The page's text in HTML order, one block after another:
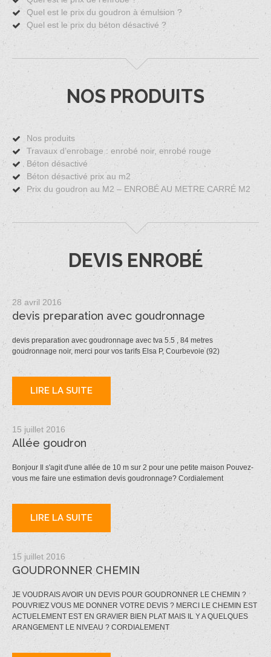
Quel est le prix du goudron à émulsion ?
Quel est le prix du béton désactivé ?
NOS PRODUITS
Nos produits
Travaux d’enrobage : enrobé noir, enrobé rouge
Béton désactivé
Béton désactivé prix au m2
Prix du goudron au M2 – ENROBÉ AU METRE CARRÉ M2
DEVIS ENROBÉ
28 avril 2016
devis preparation avec goudronnage
devis preparation avec goudronnage avec tva 5.5 , 84 metres
goudronnage noir, merci pour vos tarifs Elsa P, Courbevoie (92)
LIRE LA SUITE
15 juillet 2016
Allée goudron
Bonjour Il s'agit d'une allée de 10 m sur 2 pour une petite maison Pouvez-
vous me faire une estimation devis goudronnage? Cordialement
LIRE LA SUITE
15 juillet 2016
GOUDRONNER CHEMIN
JE VOUDRAIS AVOIR UN DEVIS POUR GOUDRONNER LE CHEMIN ?
POUVRIEZ VOUS ME DONNER VOTRE DEVIS ? MERCI LE CHEMIN EST
ACTUELEMENT EST EN GRAVIER BIEN PLAT MAIS IL Y A QUELQUES
ARANGEMENT LE NIVEAU ? CORDIALEMENT